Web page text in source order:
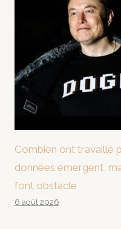
Combien ont travaillé
données émergent,
font obstacle
6 août 2026